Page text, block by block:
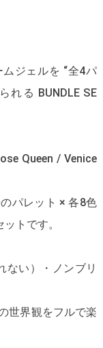
ムジェルを “全4パ
れる BUNDLE SE
Queen / Venice
パレット × 各8色
トです。
ない）・ノンブリ
世界観をフルで楽